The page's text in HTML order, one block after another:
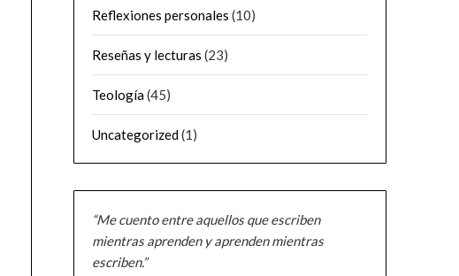
Reflexiones personales (10)
Reseñas y lecturas (23)
Teología(45)
Uncategorized(1)
“Me cuento entre aquellos que escriben
mientras aprenden y aprenden mientras
escriben.”